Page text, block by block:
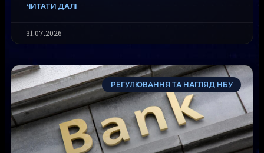
ЧИТАТИ ДАЛІ
31.07.2026
РЕГУЛЮВАННЯ ТА НАГЛЯД НБУ